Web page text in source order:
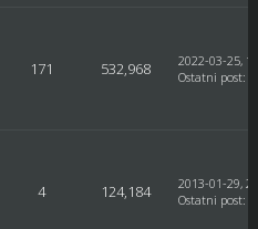
171 532,968
2022-03-25,
Ostatni post:
4 124,184
2013-01-29,
Ostatni post: